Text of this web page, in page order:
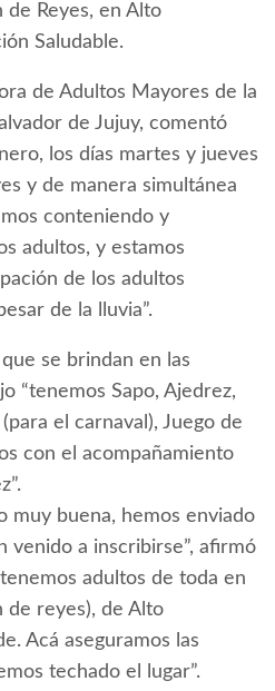
de Reyes, en Alto
Saludable.
de Adultos Mayores de la
de Jujuy, comentó
los días martes y jueves
y de manera simultánea
conteniendo y
adultos, y estamos
de los adultos
de la lluvia”.
se brindan en las
“tenemos Sapo, Ajedrez,
el carnaval), Juego de
con el acompañamiento
muy buena, hemos enviado
venido a inscribirse”, afirmó
adultos de toda en
de reyes), de Alto
Acá aseguramos las
techado el lugar”.